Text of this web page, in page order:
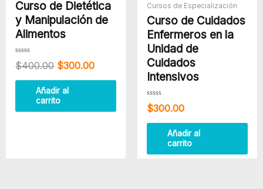
Curso de Dietética
y Manipulación de
Alimentos
Valorado
con
de
$400.00
$400.00.
$300.00
$300.00.
Añadir al
carrito
Cursos de Especialización
Curso de Cuidados
Enfermeros en la
Unidad de
Cuidados
Intensivos
Valorado
con
de
$300.00
Añadir al
carrito